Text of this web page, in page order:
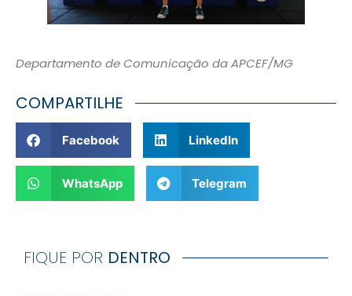
Departamento de Comunicação da APCEF/MG
COMPARTILHE
Facebook LinkedIn
WhatsApp Telegram
FIQUE POR DENTRO